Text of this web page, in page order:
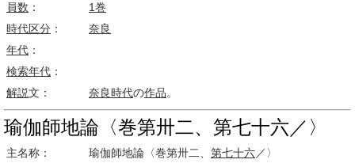
員数 ：
1巻
時代区分 ：
奈良
年代 ：
検索年代 ：
解説文： 奈良時代の作品。
瑜伽師地論〈巻第卅二、第七十六／〉
主名称： 瑜伽師地論〈巻第卅二、 第七十六／〉